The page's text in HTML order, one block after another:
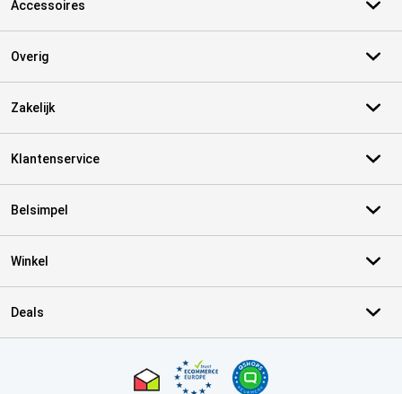
Accessoires
Overig
Zakelijk
Klantenservice
Belsimpel
Winkel
Deals